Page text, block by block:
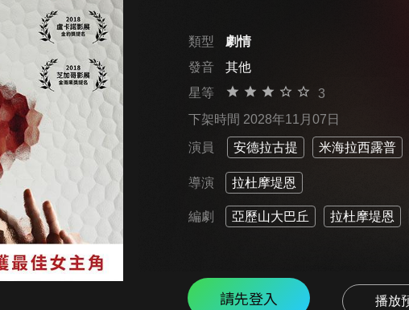
類型
劇情
發音
其他
星等
3
下架時間 2028年11月07日
演員 安德拉古提 米海拉西露普
導演 拉杜摩堤恩
編劇 亞歷山大巴丘 拉杜摩堤恩
請先登入 播放